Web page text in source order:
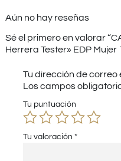
Aún no hay reseñas
Sé el primero en valorar
Herrera Tester» EDP Mujer
Tu dirección de
Los campos
Tu puntuación
Tu valoración *